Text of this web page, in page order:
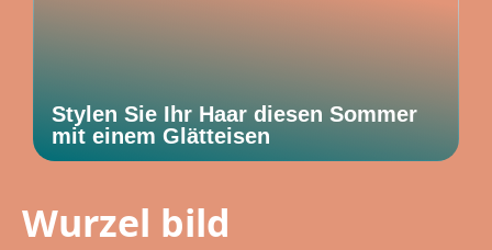
Stylen Sie Ihr Haar diesen Sommer
mit einem Glätteisen
Wurzel bild